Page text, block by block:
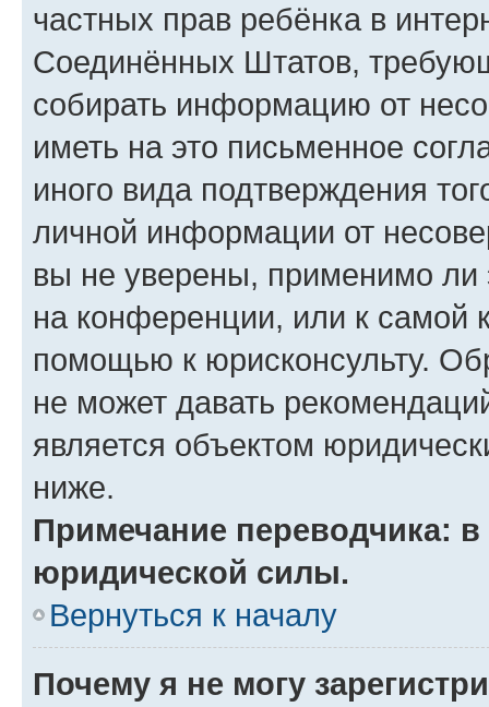
частных прав ребёнка в
Соединённых Штатов,
собирать информацию от
иметь на это письменное
иного вида подтверждения
личной информации от
вы не уверены, применимо ли
на конференции, или к самой
помощью к юрисконсульту.
не может давать
является объектом
ниже.
Примечание переводчика:
юридической силы.
Вернуться к началу
Почему я не могу